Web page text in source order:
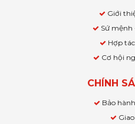
Giới
Sứ
Hợp
Cơ hội
CHÍNH
Bảo